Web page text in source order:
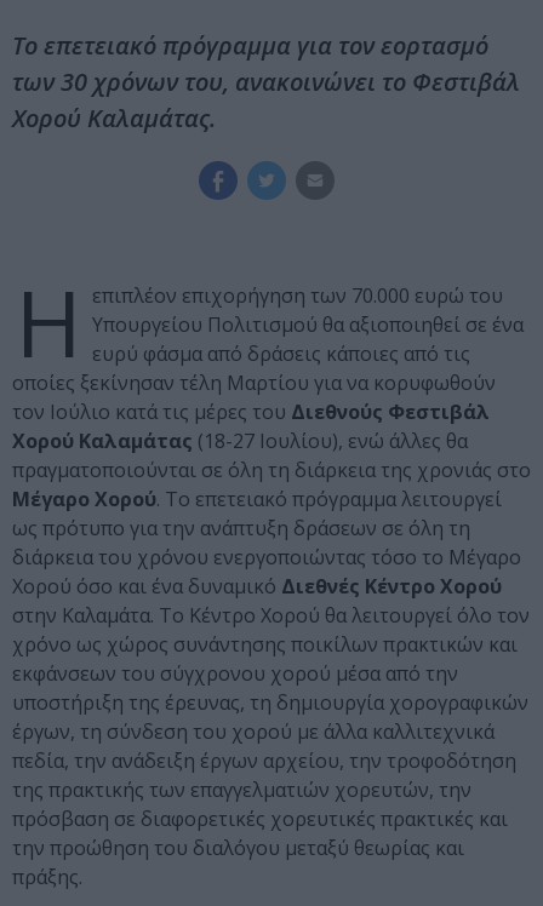
Το επετειακό πρόγραμμα για τον εορτασμό
των 30 χρόνων του, ανακοινώνει το Φεστιβάλ
Χορού Καλαμάτας.
Η
επιπλέον επιχορήγηση των 70.000 ευρώ του
Υπουργείου Πολιτισμού θα αξιοποιηθεί σε ένα
ευρύ φάσμα από δράσεις κάποιες από τις
οποίες ξεκίνησαν τέλη Μαρτίου για να κορυφωθούν
τον Ιούλιο κατά τις μέρες του Διεθνούς Φεστιβάλ
Χορού Καλαμάτας (18-27 Ιουλίου), ενώ άλλες θα
πραγματοποιούνται σε όλη τη διάρκεια της χρονιάς στο
Μέγαρο Χορού. Το επετειακό πρόγραμμα λειτουργεί
ως πρότυπο για την ανάπτυξη δράσεων σε όλη τη
διάρκεια του χρόνου ενεργοποιώντας τόσο το Μέγαρο
Χορού όσο και ένα δυναμικό Διεθνές Κέντρο Χορού
στην Καλαμάτα. Το Κέντρο Χορού θα λειτουργεί όλο τον
χρόνο ως χώρος συνάντησης ποικίλων πρακτικών και
εκφάνσεων του σύγχρονου χορού μέσα από την
υποστήριξη της έρευνας, τη δημιουργία χορογραφικών
έργων, τη σύνδεση του χορού με άλλα καλλιτεχνικά
πεδία, την ανάδειξη έργων αρχείου, την τροφοδότηση
της πρακτικής των επαγγελματιών χορευτών, την
πρόσβαση σε διαφορετικές χορευτικές πρακτικές και
την προώθηση του διαλόγου μεταξύ θεωρίας και
πράξης.